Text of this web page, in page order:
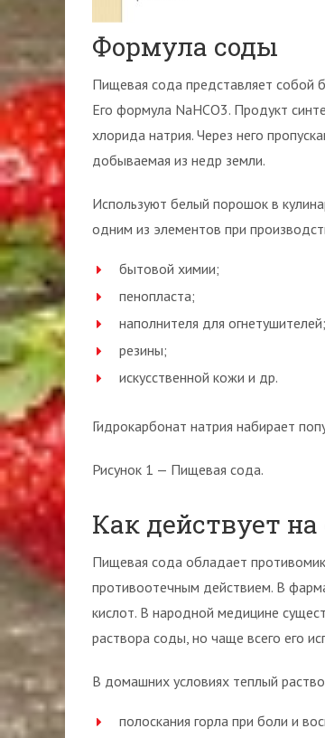
Формула соды
Пищевая сода представляет собой
Его формула NaHCO3. Продукт
хлорида натрия. Через него
добываемая из недр земли.
Используют белый порошок в
одним из элементов при
бытовой химии;
пенопласта;
наполнителя для огнетушителей;
резины;
искусственной кожи и др.
Гидрокарбонат натрия набирает
Рисунок 1 — Пищевая сода.
Как действует
Пищевая сода обладает
противоотечным действием. В
кислот. В народной медицине
раствора соды, но чаще всего его
В домашних условиях теплый
полоскания горла при боли и